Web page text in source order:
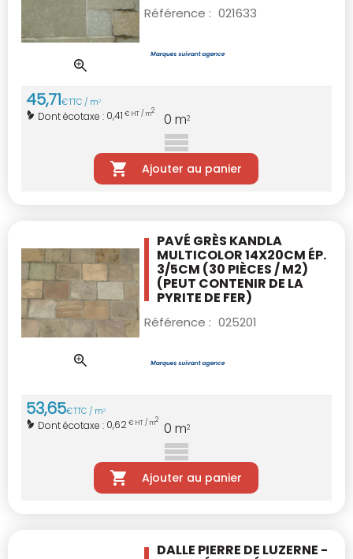
Référence : 021633
45,71€TTC / m2
Dont écotaxe : 0,41 € HT / m2 0 m2
Ajouter au panier
PAVÉ GRÈS KANDLA
MULTICOLOR 14X20CM ÉP.
3/5CM (30 PIÈCES / M2)
(PEUT CONTENIR DE LA
PYRITE DE FER)
Référence : 025201
53,65€TTC / m2
Dont écotaxe : 0,62€ HT / m2 0 m2
Ajouter au panier
DALLE PIERRE DE LUZERNE -